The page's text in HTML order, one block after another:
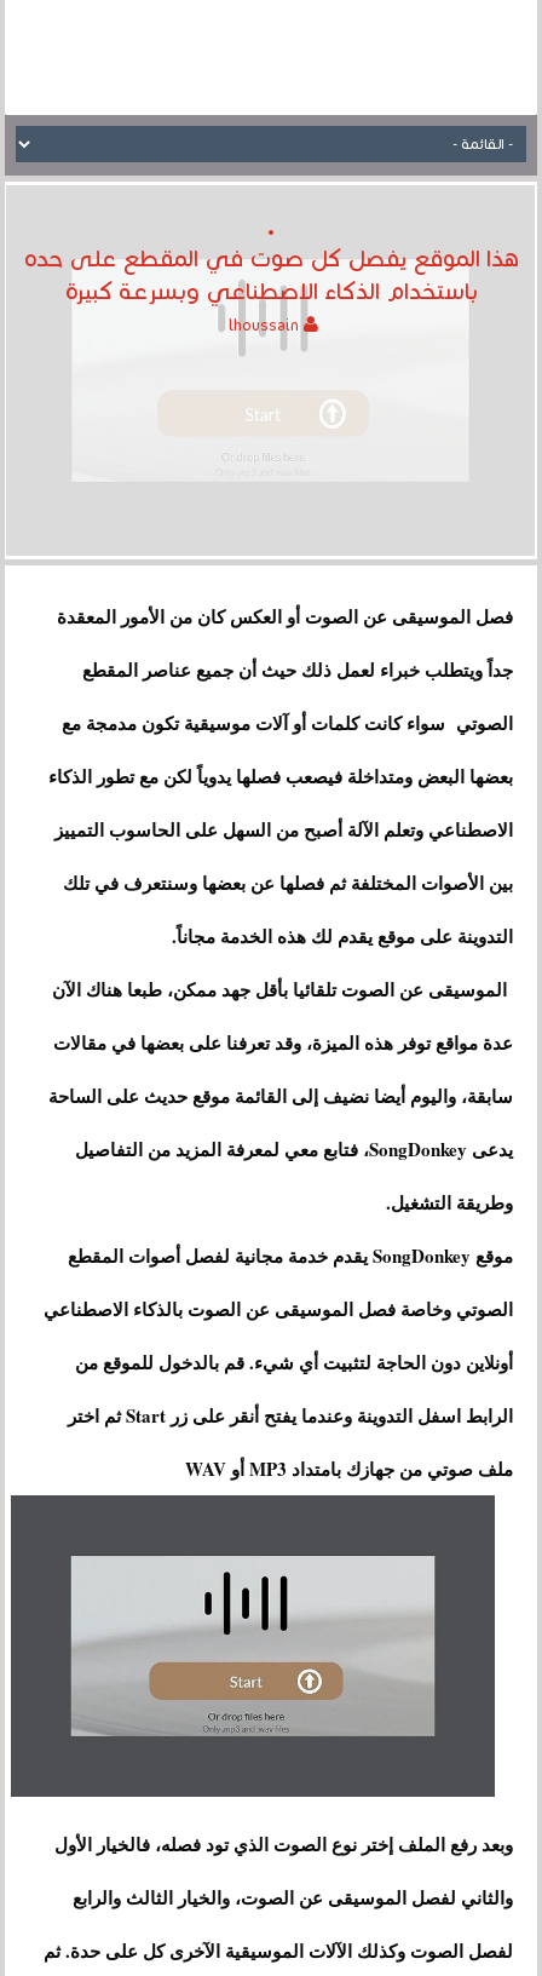
هذا الموقع يفصل كل صوت في المقطع على حده
باستخدام الذكاء الاصطناعي وبسرعة كبيرة
فصل الموسيقى عن الصوت أو العكس كان من الأمور المعقدة
جداً ويتطلب خبراء لعمل ذلك حيث أن جميع عناصر المقطع
الصوتي سواء كانت كلمات أو آلات موسيقية تكون مدمجة مع
بعضها البعض ومتداخلة فيصعب فصلها يدوياً لكن مع تطور الذكاء
الاصطناعي وتعلم الآلة أصبح من السهل على الحاسوب التمييز
بين الأصوات المختلفة ثم فصلها عن بعضها وسنتعرف في تلك
التدوينة على موقع يقدم لك هذه الخدمة مجاناً.
الموسيقى عن الصوت تلقائيا بأقل جهد ممكن، طبعا هناك الآن
عدة مواقع توفر هذه الميزة، وقد تعرفنا على بعضها في مقالات
سابقة، واليوم أيضا نضيف إلى القائمة موقع حديث على الساحة
يدعى SongDonkey، فتابع معي لمعرفة المزيد من التفاصيل
وطريقة التشغيل.
موقع SongDonkey يقدم خدمة مجانية لفصل أصوات المقطع
الصوتي وخاصة فصل الموسيقى عن الصوت بالذكاء الاصطناعي
أونلاين دون الحاجة لتثبيت أي شيء. قم بالدخول للموقع من
الرابط اسفل التدوينة وعندما يفتح أنقر على زر Start ثم اختر
ملف صوتي من جهازك بامتداد MP3 أو WAV
وبعد رفع الملف إختر نوع الصوت الذي تود فصله، فالخيار الأول
والثاني لفصل الموسيقى عن الصوت، والخيار الثالث والرابع
لفصل الصوت وكذلك الآلات الموسيقية الآخرى كل على حدة. ثم